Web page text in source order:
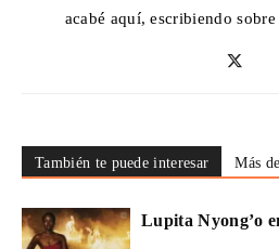
acabé aquí, escribiendo
También te puede interesar Más
Lupita Nyong’o